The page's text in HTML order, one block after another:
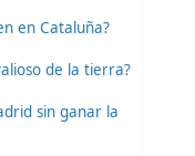
en Cataluña?
de la tierra?
sin ganar la